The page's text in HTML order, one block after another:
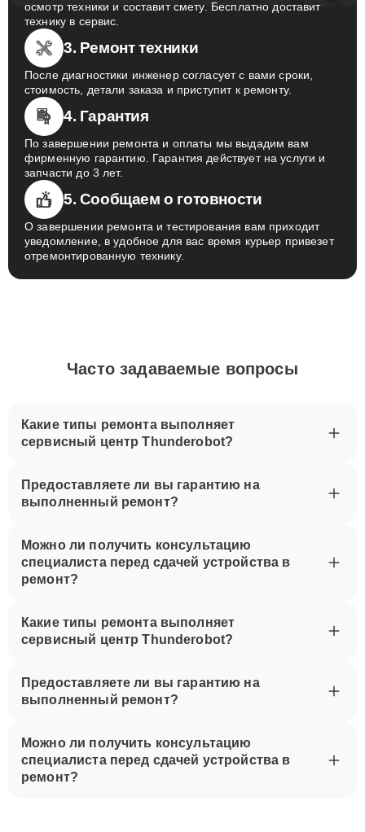
осмотр техники и составит смету. Бесплатно доставит
технику в сервис.
3. Ремонт техники
После диагностики инженер согласует с вами сроки,
стоимость, детали заказа и приступит к ремонту.
4. Гарантия
По завершении ремонта и оплаты мы выдадим вам
фирменную гарантию. Гарантия действует на услуги и
запчасти до 3 лет.
5. Сообщаем о готовности
О завершении ремонта и тестирования вам приходит
уведомление, в удобное для вас время курьер привезет
отремонтированную технику.
Часто задаваемые вопросы
Какие типы ремонта выполняет
сервисный центр Thunderobot?
Предоставляете ли вы гарантию на
выполненный ремонт?
Можно ли получить консультацию
специалиста перед сдачей устройства в
ремонт?
Какие типы ремонта выполняет
сервисный центр Thunderobot?
Предоставляете ли вы гарантию на
выполненный ремонт?
Можно ли получить консультацию
специалиста перед сдачей устройства в
ремонт?